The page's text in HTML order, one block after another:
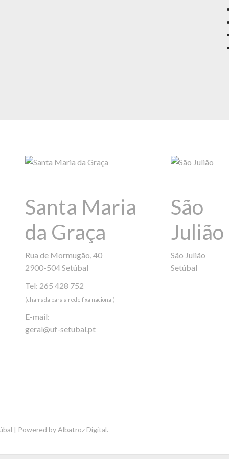
Santa Maria
da Graça
Rua de Mormugão, 40
2900-504 Setúbal
Tel: 265 428 752
(chamada para a rede fixa nacional)
E-mail:
geral@uf-setubal.pt
São
Julião
São Julião
Setúbal
| Powered byAlbatroz Digital.